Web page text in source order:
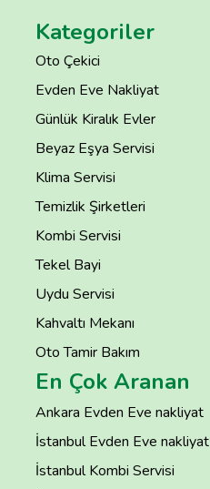
Kategoriler
Oto Çekici
Evden Eve Nakliyat
Günlük Kiralık Evler
Beyaz Eşya Servisi
Klima Servisi
Temizlik Şirketleri
Kombi Servisi
Tekel Bayi
Uydu Servisi
Kahvaltı Mekanı
Oto Tamir Bakım
En Çok Aranan
Ankara Evden Eve nakliyat
İstanbul Evden Eve nakliyat
İstanbul Kombi Servisi